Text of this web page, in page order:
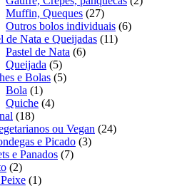
Muffin, Queques 2727
produtos
Outros bolos individuais 66
de Nata e Queijadas 1111
Pastel de Nata 66
Queijada 55
produtos
e Bolas 55
Bola 11
produto
Quiche 44
1818
produtosou Vegan 2424
e Picado 33
e Panados 77
22
produtos
11